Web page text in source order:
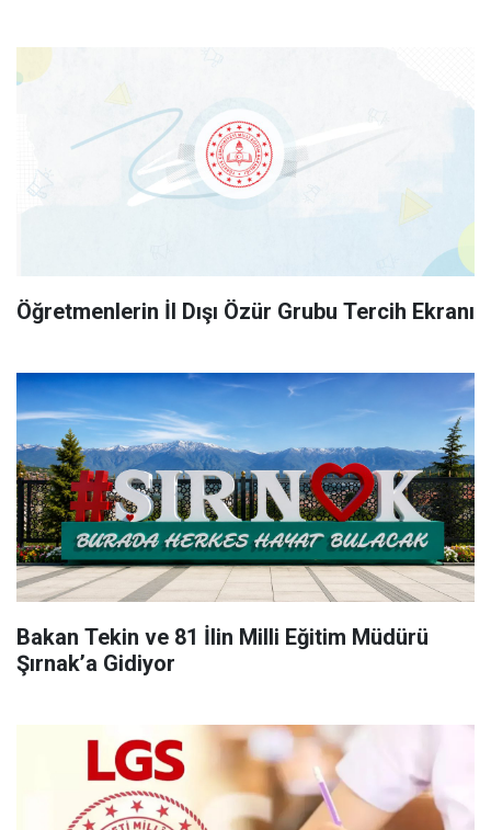
Öğretmenlerin İl Dışı Özür Grubu Tercih Ekranı
Bakan Tekin ve 81 İlin Milli Eğitim Müdürü
Şırnak’a Gidiyor